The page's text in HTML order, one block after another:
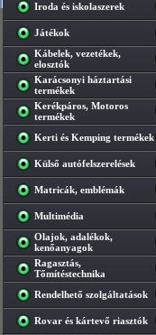
Iroda és iskolaszerek
Játékok
Kábelek, vezetékek,
elosztók
Karácsonyi háztartási
termékek
Kerékpáros, Motoros
termékek
Kerti és Kemping termékek
Külső autófelszerelések
Matricák, emblémák
Multimédia
Olajok, adalékok,
kenőanyagok
Ragasztás,
Tőmítéstechnika
Rendelhető szolgáltatások
Rovar és kártevő riasztók